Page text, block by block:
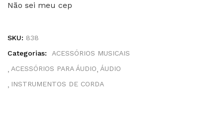
Não sei meu cep
SKU: 838
Categorias:
ACESSÓRIOS MUSICAIS
ACESSÓRIOS PARA ÁUDIO ÁUDIO
INSTRUMENTOS DE CORDA